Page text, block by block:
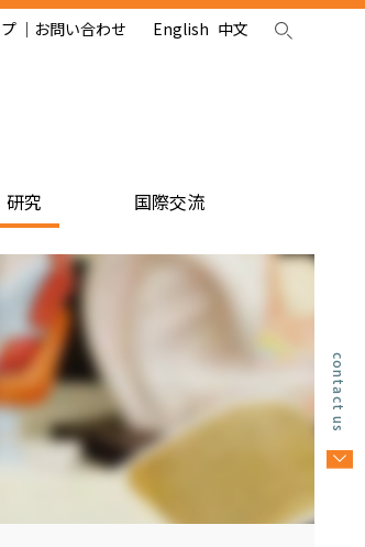
お問い合わせ English 中文
研究 国際交流
contact us